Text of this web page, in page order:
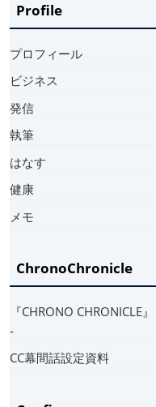
Profile
プロフィール
ビジネス
発信
執筆
はなす
健康
メモ
ChronoChronicle
『CHRONO
‐
CC幕間話設定資料